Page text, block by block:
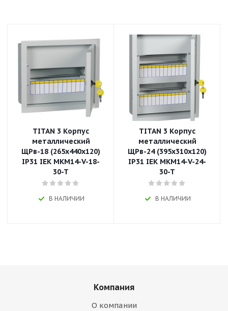
TITAN 3 Корпус
металлический
ЩРв-18 (265х440х120)
IP31 IEK MKM14-V-18-
30-T
В НАЛИЧИИ
TITAN 3 Корпус
металлический
ЩРв-24 (395х310х120)
IP31 IEK MKM14-V-24-
30-T
В НАЛИЧИИ
Компания
О компании